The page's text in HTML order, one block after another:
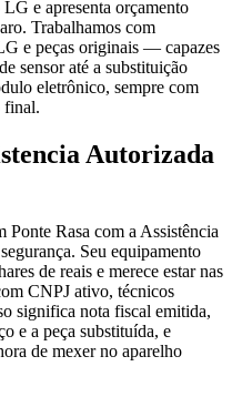
e apresenta orçamento
Trabalhamos com
e peças originais — capazes
sensor até a substituição
eletrônico, sempre com
final.
Autorizada
Ponte Rasa com a Assistência
Seu equipamento
de reais e merece estar nas
CNPJ ativo, técnicos
significa nota fiscal emitida,
e a peça substituída, e
de mexer no aparelho